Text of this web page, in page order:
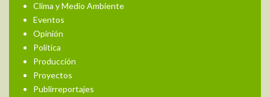
Clima y Medio Ambiente
Eventos
Opinión
Política
Producción
Proyectos
Publirreportajes